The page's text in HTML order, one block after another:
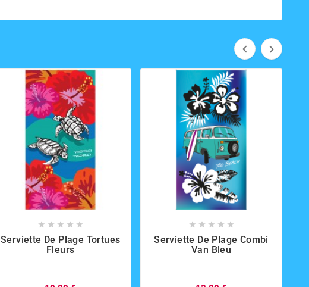
 
    
Serviette De Plage Tortues
Fleurs
    
Serviette De Plage Combi
Van Bleu